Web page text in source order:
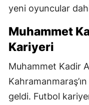
yeni oyuncular
Muhammet
Kariyeri
Muhammet Kadir
geldi. Futbol